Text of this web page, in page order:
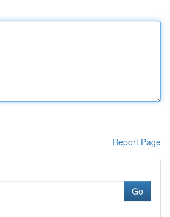
Report Page
Go